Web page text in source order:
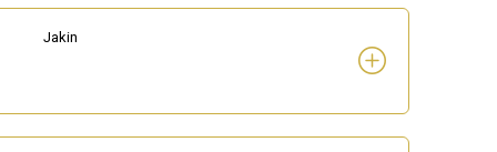
Jakin